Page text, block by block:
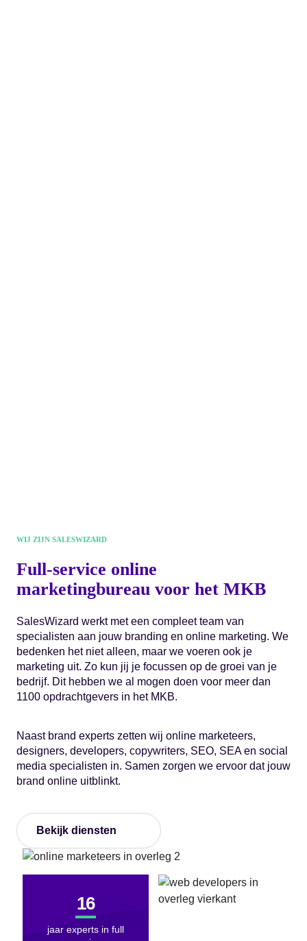
WIJ ZIJN SALESWIZARD
Full-service online
marketingbureau voor het MKB
SalesWizard werkt met een compleet team van
specialisten aan jouw branding en online marketing. We
bedenken het niet alleen, maar we voeren ook je
marketing uit. Zo kun jij je focussen op de groei van je
bedrijf. Dit hebben we al mogen doen voor meer dan
1100 opdrachtgevers in het MKB.
Naast brand experts zetten wij online marketeers,
designers, developers, copywriters, SEO, SEA en social
media specialisten in. Samen zorgen we ervoor dat jouw
brand online uitblinkt.
Bekijk diensten
16
jaar experts in full